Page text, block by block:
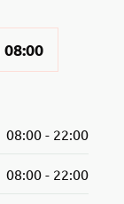
08:00 - 22:00
08:00 - 22:00